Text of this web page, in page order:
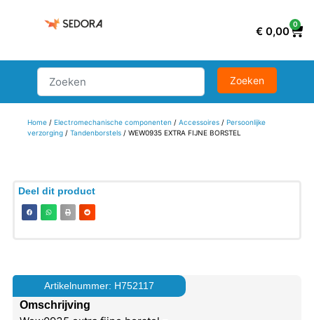
€ 0,00
0
Home/ Electromechanische componenten / Accessoires/ Persoonlijke
verzorging/ Tandenborstels/ WEW0935 EXTRA FIJNE BORSTEL
Deel dit product
Artikelnummer: H752117
Omschrijving